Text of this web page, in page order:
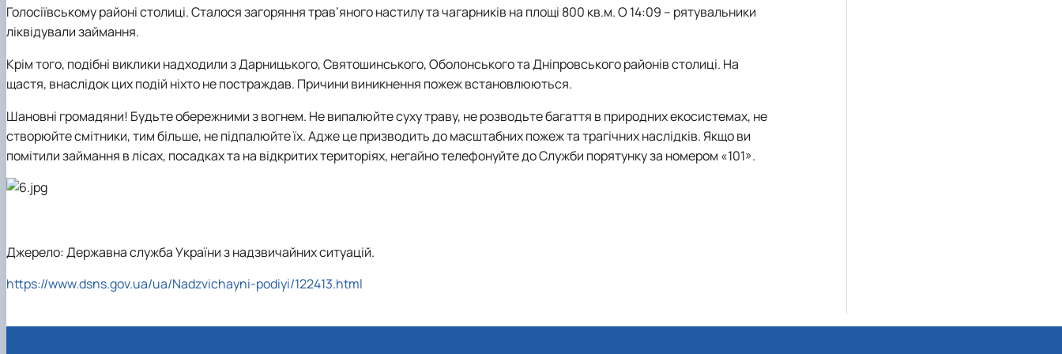
Faculty of Plant Protection, Biotechnology and Ecology
Prybrezhne Agrarian College
Zalishchyky Professional College named after Ye. Khraplivyi
Голосіївському районі столиці. Сталося загоряння трав’яного настилу та чагарників на площі 800 кв.м. О 14:09 – рятувальники
ліквідували займання.
Крім того, подібні виклики надходили з Дарницького, Святошинського, Оболонського та Дніпровського районів столиці. На
щастя, внаслідок цих подій ніхто не постраждав. Причини виникнення пожеж встановлюються.
Шановні громадяни! Будьте обережними з вогнем. Не випалюйте суху траву, не розводьте багаття в природних екосистемах, не
створюйте смітники, тим більше, не підпалюйте їх. Адже це призводить до масштабних пожеж та трагічних наслідків. Якщо ви
помітили займання в лісах, посадках та на відкритих територіях, негайно телефонуйте до Служби порятунку за номером «101».
Джерело: Державна служба України з надзвичайних ситуацій.
https://www.dsns.gov.ua/ua/Nadzvichayni-podiyi/122413.html